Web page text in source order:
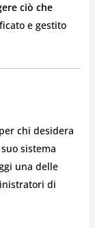
ciò che
e gestito
chi desidera
sistema
una delle
di